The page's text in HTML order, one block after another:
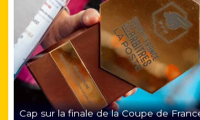
Cap sur la finale de la Coupe de